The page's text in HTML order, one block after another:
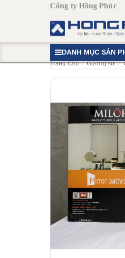
Công ty Hồng Phúc
DANH MỤC SẢN
Trang Chủ Gương soi